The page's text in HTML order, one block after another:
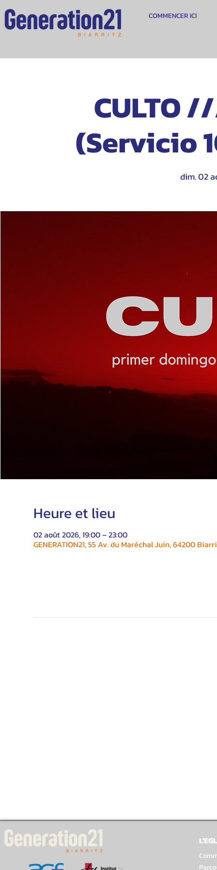
COMMENCER ICI
CULTO
(Servicio
dim. 02
Heure et lieu
02 août 2026, 19:00 – 23:00
GENERATION21, 55 Av. du Maréchal Juin, 64200